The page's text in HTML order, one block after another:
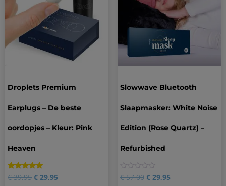
Droplets Premium
Earplugs – De beste
oordopjes – Kleur: Pink
Heaven
Gewaardeerd
4.90
10
€39,95 € 29,95
Slowwave Bluetooth
Slaapmasker: White Noise
Edition (Rose Quartz) –
Refurbished
0
€57,00 €29,95